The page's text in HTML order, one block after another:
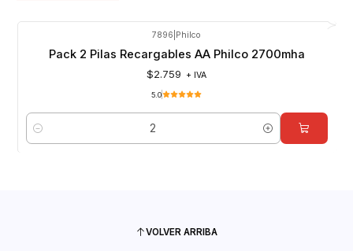
7896 Philco
Pack 2 Pilas Recargables AA Philco 2700mha
$2.759 + IVA
5.0
Cantidad
VOLVER ARRIBA